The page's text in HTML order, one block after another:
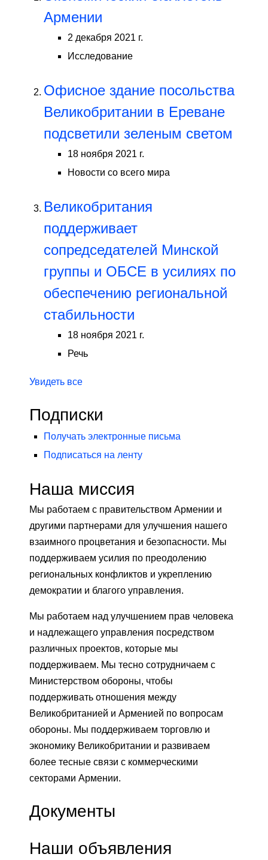
Армении
2 декабря 2021 г.
Исследование
Офисное здание посольства
Великобритании в Ереване
подсветили зеленым светом
18 ноября 2021 г.
Новости со всего мира
Великобритания
поддерживает
сопредседателей Минской
группы и ОБСЕ в усилиях по
обеспечению региональной
стабильности
18 ноября 2021 г.
Речь
Увидеть все
Подписки
Получать электронные письма
Подписаться на ленту
Наша миссия
Мы работаем с правительством Армении и
другими партнерами для улучшения нашего
взаимного процветания и безопасности. Мы
поддерживаем усилия по преодолению
региональных конфликтов и укреплению
демократии и благого управления.
Мы работаем над улучшением прав человека
и надлежащего управления посредством
различных проектов, которые мы
поддерживаем. Мы тесно сотрудничаем с
Министерством обороны, чтобы
поддерживать отношения между
Великобританией и Арменией по вопросам
обороны. Мы поддерживаем торговлю и
экономику Великобритании и развиваем
более тесные связи с коммерческими
секторами Армении.
Документы
Наши объявления